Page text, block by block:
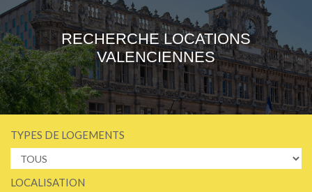
RECHERCHE LOCATIONS
VALENCIENNES
TYPES DE LOGEMENTS
LOCALISATION